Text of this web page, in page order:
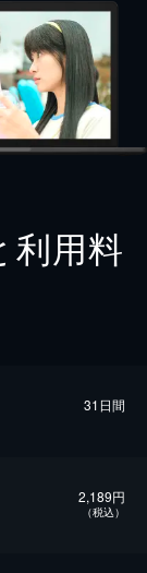
利用料
31日間
2,189円
（税込）